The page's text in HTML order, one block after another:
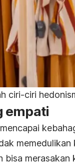
ciri-ciri
empati
memedulikan
bisa